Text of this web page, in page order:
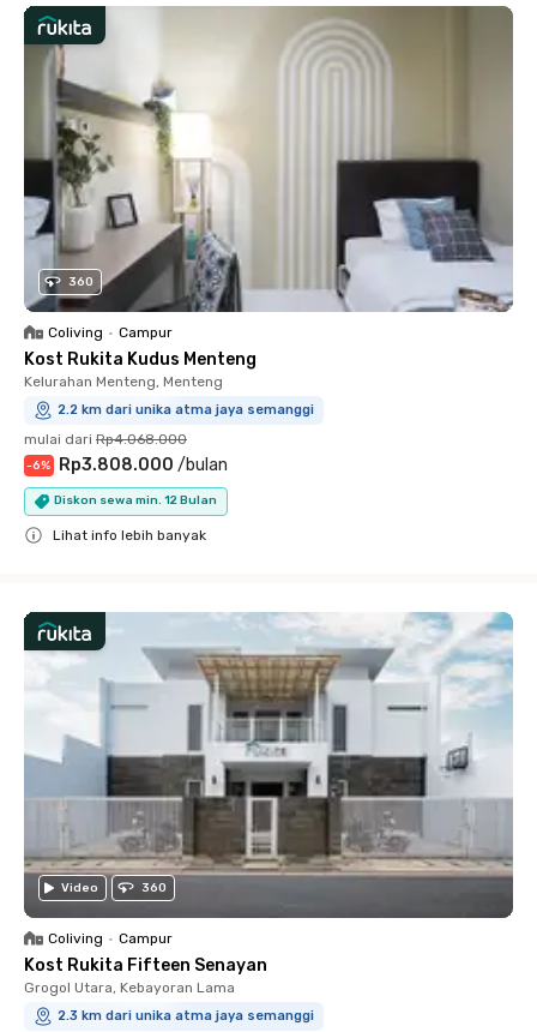
360
Coliving • Campur
Kost Rukita Kudus Menteng
Kelurahan Menteng, Menteng
2.2 km dari unika atma jaya semanggi
mulai dari Rp4.068.000
-6% Rp3.808.000 /bulan
Diskon sewa min. 12 Bulan
Lihat info lebih banyak
Video 360
Coliving • Campur
Kost Rukita Fifteen Senayan
Grogol Utara, Kebayoran Lama
2.3 km dari unika atma jaya semanggi